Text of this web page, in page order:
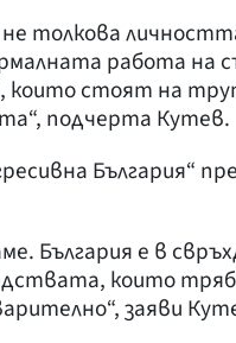
толкова
работа на
които стоят на
подчерта Кутев.
България“
България е в
които
заяви